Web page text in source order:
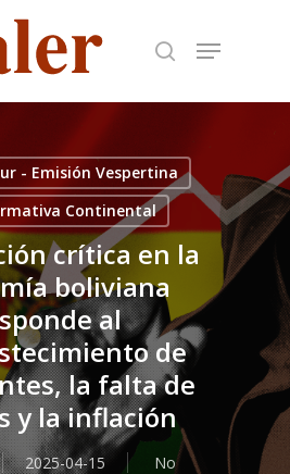
- Emisión Vespertina
Continental
crítica en la
boliviana
al
de
la falta de
y la inflación
2025-04-15
No